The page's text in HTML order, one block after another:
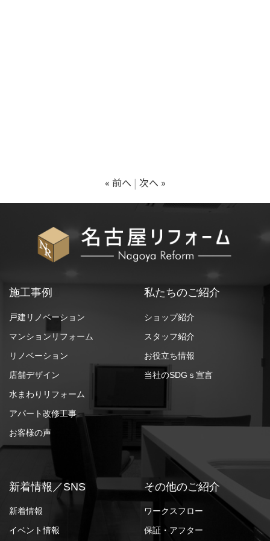
« 前へ 次へ »
施工事例
戸建リノベーション
マンションリフォーム
リノベーション
店舗デザイン
水まわりリフォーム
アパート改修工事
お客様の声
私たちのご紹介
ショップ紹介
スタッフ紹介
お役立ち情報
当社のSDGｓ宣言
新着情報／SNS
新着情報
イベント情報
その他のご紹介
ワークスフロー
保証・アフター